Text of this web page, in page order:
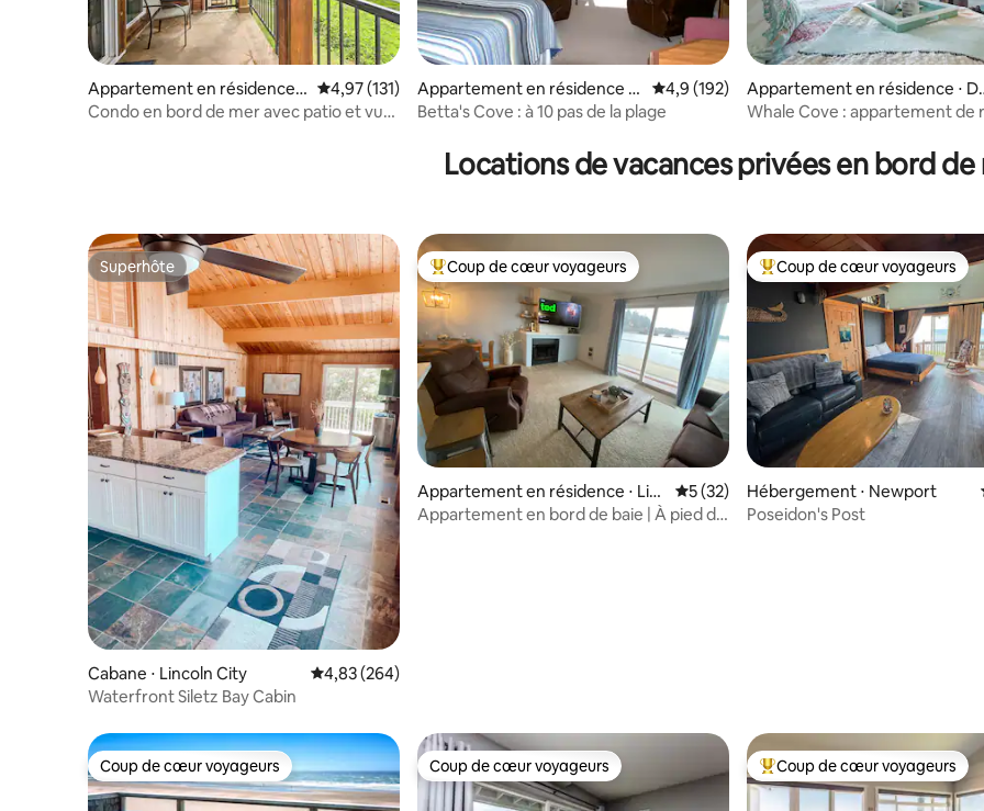
Appartement en résidence ⋅
Lincoln City
Évaluation moyenne sur la base de 131 commentaires : 4,97 sur 5
4,97 (131)
Condo en bord de mer avec patio et vue
Appartement en résidence ⋅
Lincoln City
Évaluation moyenne sur la base de 192
4,9 (192)
Betta's Cove : à 10 pas de la plage
Appartement en résidence ⋅
poe Bay
Whale Cove : appartement de
Locations de vacances privées en bord de
Superhôte
Superhôte
Cabane ⋅ Lincoln City Évaluation moyenne sur la base de 264 commentaires : 4,83 sur 5
4,83 (264)
Waterfront Siletz Bay Cabin
Coups de cœur voyageurs les plus appréciés
Coup de cœur voyageurs
Appartement en résidence ⋅ Lin
coln City
Évaluation moyenne sur la base de 32
5 (32)
Appartement en bord de baie | À pied de
Coups de cœur voyageurs les
Coup de cœur voyageurs
Hébergement ⋅ Newport
Poseidon's Post
Coup de cœur voyageurs
Coup de cœur voyageurs Coup de cœur voyageurs
Coup de cœur voyageurs Coups de cœur voyageurs les
Coup de cœur voyageurs